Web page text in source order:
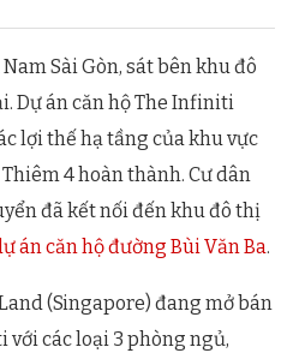
Sài Gòn, sát bên khu đô
Dự án căn hộ The Infiniti
lợi thế hạ tầng của khu vực
4 hoàn thành. Cư dân
đã kết nối đến khu đô thị
án căn hộ đường Bùi Văn Ba.
(Singapore) đang mở bán
với các loại 3 phòng ngủ,